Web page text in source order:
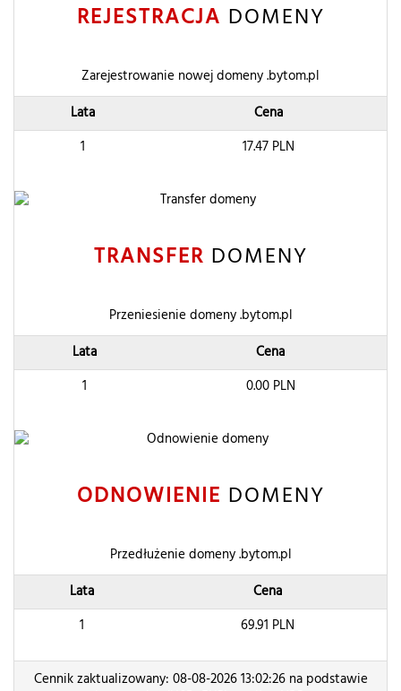
REJESTRACJA DOMENY
Zarejestrowanie nowej domeny .bytom.pl
Lata
Cena
1
17.47 PLN
TRANSFER DOMENY
Przeniesienie domeny .bytom.pl
Lata
Cena
1
0.00PLN
ODNOWIENIE DOMENY
Przedłużenie domeny .bytom.pl
Lata
Cena
1
69.91 PLN
Cennik zaktualizowany: 08-08-2026 13:02:26 na podstawie